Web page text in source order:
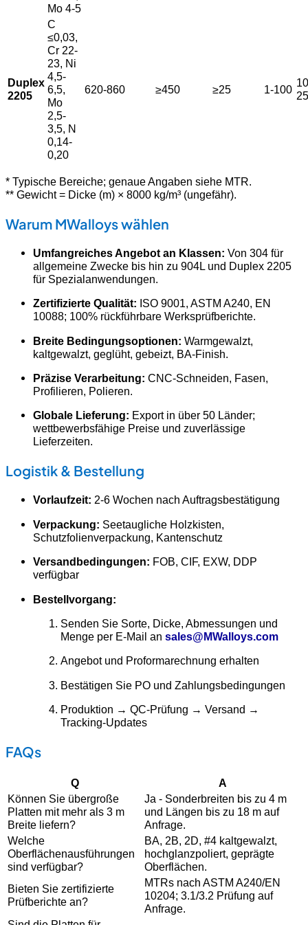
Mo 4-5
Duplex
2205
C
≤0,03,
Cr 22-
23, Ni
4,5-
6,5,
Mo
2,5-
3,5, N
0,14-
0,20
620-860 ≥450 ≥25 1-100
* Typische Bereiche; genaue Angaben siehe MTR.
** Gewicht = Dicke (m) × 8000 kg/m³ (ungefähr).
Warum MWalloys wählen
Umfangreiches Angebot an Klassen: Von 304 für
allgemeine Zwecke bis hin zu 904L und Duplex 2205
für Spezialanwendungen.
Zertifizierte Qualität: ISO 9001, ASTM A240, EN
10088; 100% rückführbare Werksprüfberichte.
Breite Bedingungsoptionen: Warmgewalzt,
kaltgewalzt, geglüht, gebeizt, BA-Finish.
Präzise Verarbeitung: CNC-Schneiden, Fasen,
Profilieren, Polieren.
Globale Lieferung: Export in über 50 Länder;
wettbewerbsfähige Preise und zuverlässige
Lieferzeiten.
Logistik & Bestellung
Vorlaufzeit: 2-6 Wochen nach Auftragsbestätigung
Verpackung: Seetaugliche Holzkisten,
Schutzfolienverpackung, Kantenschutz
Versandbedingungen: FOB, CIF, EXW, DDP
verfügbar
Bestellvorgang:
Senden Sie Sorte, Dicke, Abmessungen und
Menge per E-Mail an sales@MWalloys.com
Angebot und Proformarechnung erhalten
Bestätigen Sie PO und Zahlungsbedingungen
Produktion → QC-Prüfung → Versand →
Tracking-Updates
FAQs
Q
A
Können Sie übergroße
Platten mit mehr als 3 m
Breite liefern?
Ja - Sonderbreiten bis zu 4 m
und Längen bis zu 18 m auf
Anfrage.
Welche
Oberflächenausführungen
sind verfügbar?
BA, 2B, 2D, #4 kaltgewalzt,
hochglanzpoliert, geprägte
Oberflächen.
Bieten Sie zertifizierte
Prüfberichte an?
MTRs nach ASTM A240/EN
10204; 3.1/3.2 Prüfung auf
Anfrage.